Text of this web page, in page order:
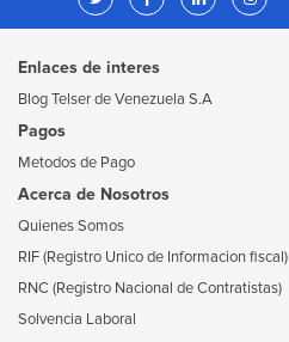
Enlaces de interes
Blog Telser de Venezuela S.A
Pagos
Metodos de Pago
Acerca de Nosotros
Quienes Somos
RIF (Registro Unico de Informacion fiscal)
RNC (Registro Nacional de Contratistas)
Solvencia Laboral